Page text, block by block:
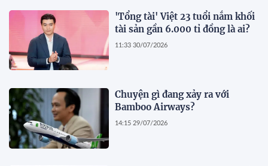
'Tổng tài' Việt 23 tuổi nắm khối
tài sản gần 6.000 tỉ đồng là ai?
11:33 30/07/2026
Chuyện gì đang xảy ra với
Bamboo Airways?
14:15 29/07/2026